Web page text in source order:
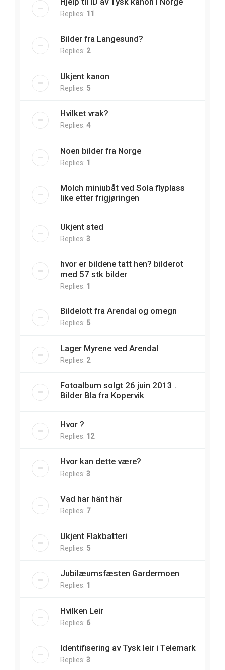
Replies: 11
Bilder fra Langesund?
Replies: 2
Ukjent kanon
Replies: 5
Hvilket vrak?
Replies: 4
Noen bilder fra Norge
Replies: 1
Molch miniubåt ved Sola flyplass
like etter frigjøringen
Ukjent sted
Replies: 3
hvor er bildene tatt hen? bilderot
med 57 stk bilder
Replies: 1
Bildelott fra Arendal og omegn
Replies: 5
Lager Myrene ved Arendal
Replies: 2
Fotoalbum solgt 26 juin 2013 .
Bilder Bla fra Kopervik
Hvor ?
Replies: 12
Hvor kan dette være?
Replies: 3
Vad har hänt här
Replies: 7
Ukjent Flakbatteri
Replies: 5
Jubilæumsfæsten Gardermoen
Replies: 1
Hvilken Leir
Replies: 6
Identifisering av Tysk leir i Telemark
Replies: 3